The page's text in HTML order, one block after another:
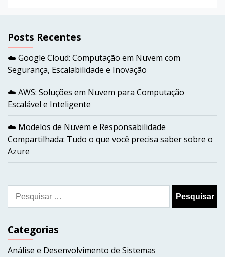
Posts Recentes
☁️ Google Cloud: Computação em Nuvem com
Segurança, Escalabilidade e Inovação
☁️ AWS: Soluções em Nuvem para Computação
Escalável e Inteligente
☁️ Modelos de Nuvem e Responsabilidade
Compartilhada: Tudo o que você precisa saber sobre o
Azure
Pesquisar
por:
Categorias
Análise e Desenvolvimento de Sistemas